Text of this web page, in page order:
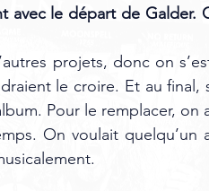
le départ de Galder.
projets, donc on
le croire. Et au
Pour le remplacer, on
On voulait quelqu’un